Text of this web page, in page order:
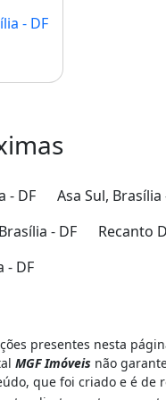
- DF
- DF Asa Sul, Brasília
- DF
Recanto
- DF
presentes nesta
MGF Imóveis não
que foi criado e é de